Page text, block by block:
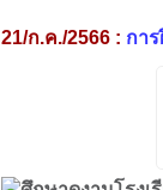
21/ก.ค./2566 : กา